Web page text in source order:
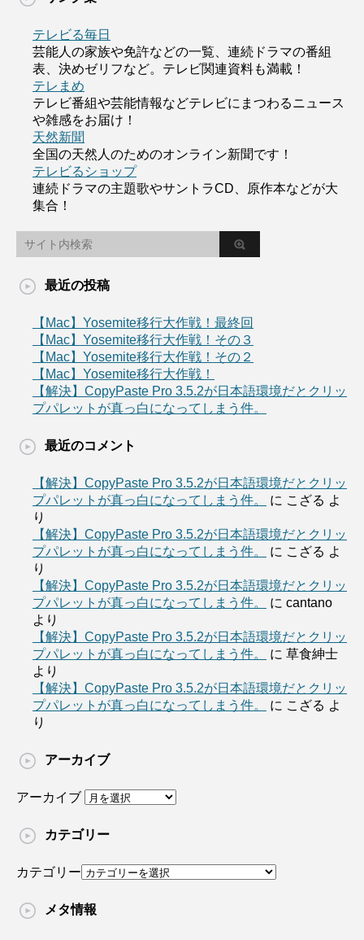
テレビる毎日
芸能人の家族や免許などの一覧、連続ドラマの番組
表、決めゼリフなど。テレビ関連資料も満載！
テレまめ
テレビ番組や芸能情報などテレビにまつわるニュース
や雑感をお届け！
天然新聞
全国の天然人のためのオンライン新聞です！
テレビるショップ
連続ドラマの主題歌やサントラCD、原作本などが大
集合！
最近の投稿
【Mac】Yosemite移行大作戦！最終回
【Mac】Yosemite移行大作戦！その３
【Mac】Yosemite移行大作戦！その２
【Mac】Yosemite移行大作戦！
【解決】CopyPaste Pro 3.5.2が日本語環境だとクリッ
プパレットが真っ白になってしまう件。
最近のコメント
【解決】CopyPaste Pro 3.5.2が日本語環境だとクリッ
プパレットが真っ白になってしまう件。
に こざる よ
り
【解決】CopyPaste Pro 3.5.2が日本語環境だとクリッ
プパレットが真っ白になってしまう件。
に こざる よ
り
【解決】CopyPaste Pro 3.5.2が日本語環境だとクリッ
プパレットが真っ白になってしまう件。
に cantano
より
【解決】CopyPaste Pro 3.5.2が日本語環境だとクリッ
プパレットが真っ白になってしまう件。
に 草食紳士
より
【解決】CopyPaste Pro 3.5.2が日本語環境だとクリッ
プパレットが真っ白になってしまう件。
に こざる よ
り
アーカイブ
アーカイブ
カテゴリー
カテゴリー
メタ情報